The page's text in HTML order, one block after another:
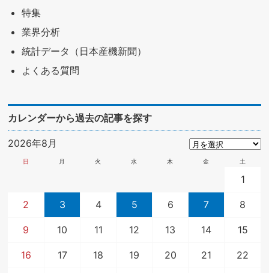
特集
業界分析
統計データ（日本産機新聞）
よくある質問
カレンダーから過去の記事を探す
2026年8月
日 月 火 水 木 金 土
1
2 3 4 5 6 7 8
9 10 11 12 13 14 15
16 17 18 19 20 21 22